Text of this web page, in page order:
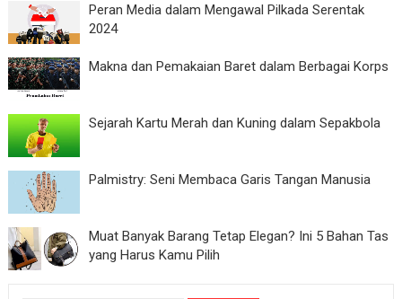
Peran Media dalam Mengawal Pilkada Serentak
2024
Makna dan Pemakaian Baret dalam Berbagai Korps
Sejarah Kartu Merah dan Kuning dalam Sepakbola
Palmistry: Seni Membaca Garis Tangan Manusia
Muat Banyak Barang Tetap Elegan? Ini 5 Bahan Tas
yang Harus Kamu Pilih